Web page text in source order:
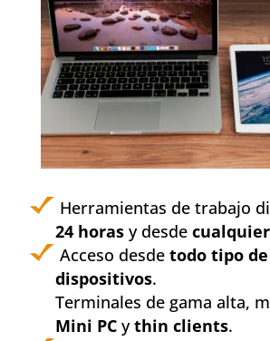
Herramientas de trabajo
24 horasy desde
Acceso desde todo tipo de
dispositivos.
Terminales de gama alta,
Mini PCythin clients.